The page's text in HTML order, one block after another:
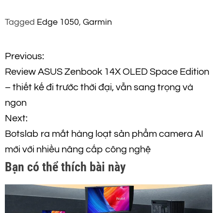
Tagged Edge 1050, Garmin
Đ
ề
u
h
ư
ớ
Previous:
Review ASUS Zenbook 14X OLED Space Edition
– thiết kế đi trước thời đại, vẫn sang trọng và
ngon
Next:
Botslab ra mắt hàng loạt sản phẩm camera AI
mới với nhiều nâng cấp công nghệ
Bạn có thể thích bài này